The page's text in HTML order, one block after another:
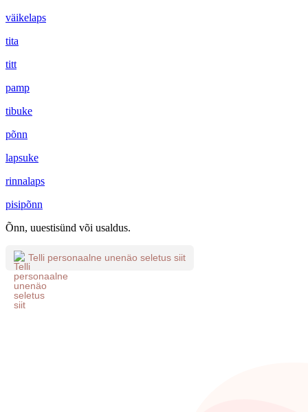
väikelaps
tita
titt
pamp
tibuke
põnn
lapsuke
rinnalaps
pisipõnn
Õnn, uuestisünd või usaldus.
Telli personaalne unenäo seletus siit